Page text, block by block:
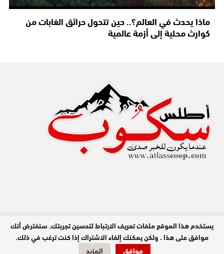
ماذا يحدث في العالم؟.. حين تتحول حرائق الغابات من
كوارث محلية إلى أزمة عالمية
مدير النشر : عبد الله عزي / جميع الحقوق
محفوظة © 2026
تصميم وبرمجة
يستخدم هذا الموقع ملفات تعريف الارتباط لتحسين تجربتك. سنفترض أنك
موافق على هذا ، ولكن يمكنك إلغاء الاشتراك إذا كنت ترغب في ذلك.
موافق
المزيد